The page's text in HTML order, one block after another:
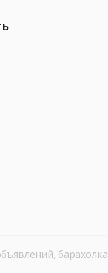
барахолка